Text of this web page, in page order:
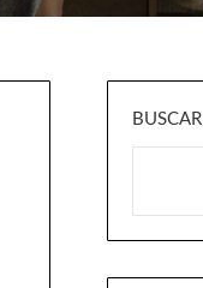
BUSCAR